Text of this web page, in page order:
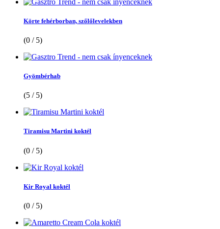
Körte fehérborban, szőlőlevelekben
(0 / 5)
Gyömbérhab
(5 / 5)
Tiramisu Martini koktél
(0 / 5)
Kir Royal koktél
(0 / 5)